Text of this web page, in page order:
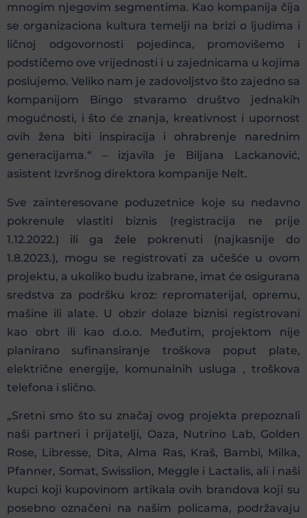
mnogim njegovim segmentima. Kao kompanija čija
se organizaciona kultura temelji na brizi o ljudima i
ličnoj odgovornosti pojedinca, promovišemo i
podstičemo ove vrijednosti i u zajednicama u kojima
poslujemo. Veliko nam je zadovoljstvo što zajedno sa
kompanijom Bingo stvaramo društvo jednakih
mogućnosti, i što će znanja, kreativnost i upornost
ovih žena biti inspiracija i ohrabrenje narednim
generacijama.“ – izjavila je Biljana Lackanović,
asistent Izvršnog direktora kompanije Nelt.
Sve zainteresovane poduzetnice koje su nedavno
pokrenule vlastiti biznis (registracija ne prije
1.12.2022.) ili ga žele pokrenuti (najkasnije do
1.8.2023.), mogu se registrovati za učešće u ovom
projektu, a ukoliko budu izabrane, imat će osigurana
sredstva za podršku kroz: repromaterijal, opremu,
mašine ili alate. U obzir dolaze biznisi registrovani
kao obrt ili kao d.o.o. Međutim, projektom nije
planirano sufinansiranje troškova poput plate,
električne energije, komunalnih usluga , troškova
telefona i slično.
„Sretni smo što su značaj ovog projekta prepoznali
naši partneri i prijatelji, Oaza, Nutrino Lab, Golden
Rose, Libresse, Dita, Alma Ras, Kraš, Bambi, Milka,
Pfanner, Somat, Swisslion, Meggle i Lactalis, ali i naši
kupci koji kupovinom artikala ovih brandova koji su
posebno označeni na našim policama, podržavaju